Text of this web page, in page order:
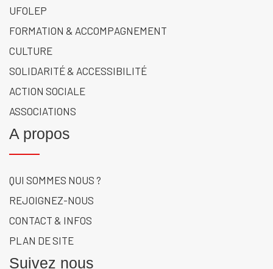
UFOLEP
FORMATION & ACCOMPAGNEMENT
CULTURE
SOLIDARITÉ & ACCESSIBILITÉ
ACTION SOCIALE
ASSOCIATIONS
A propos
QUI SOMMES NOUS ?
REJOIGNEZ-NOUS
CONTACT & INFOS
PLAN DE SITE
Suivez nous